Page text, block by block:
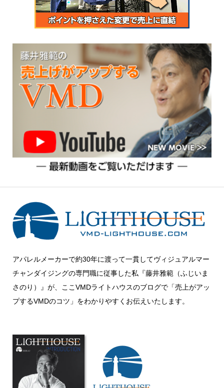
アパレルメーカーで約30年に渡って一貫してヴィジュアルマー
チャンダイジングの専門職に従事した私『藤井雅範（ふじいま
さのり）』が、ここVMDライトハウスのブログで「売上がアッ
プするVMDのコツ」をわかりやすくお伝えいたします。